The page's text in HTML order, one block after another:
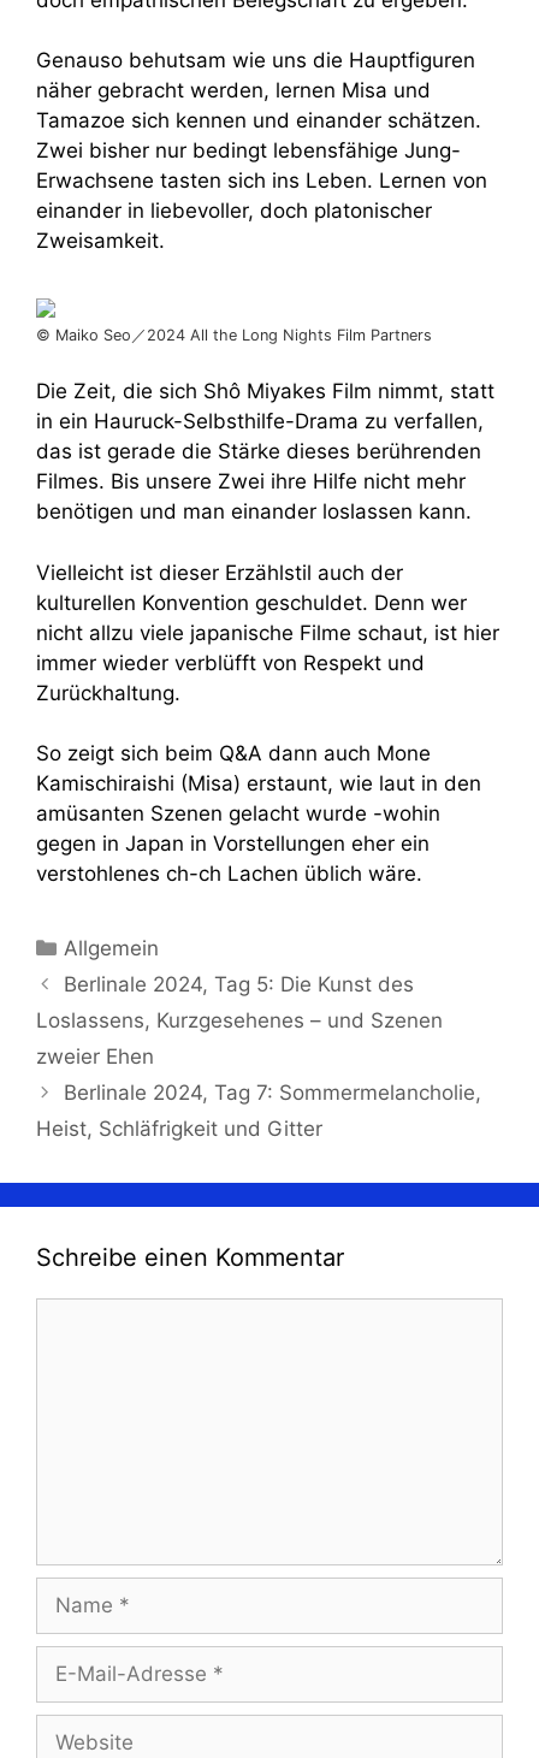
Genauso behutsam wie uns die Hauptfiguren
näher gebracht werden, lernen Misa und
Tamazoe sich kennen und einander schätzen.
Zwei bisher nur bedingt lebensfähige Jung-
Erwachsene tasten sich ins Leben. Lernen von
einander in liebevoller, doch platonischer
Zweisamkeit.
© Maiko Seo／2024 All the Long Nights Film Partners
Die Zeit, die sich Shô Miyakes Film nimmt, statt
in ein Hauruck-Selbsthilfe-Drama zu verfallen,
das ist gerade die Stärke dieses berührenden
Filmes. Bis unsere Zwei ihre Hilfe nicht mehr
benötigen und man einander loslassen kann.
Vielleicht ist dieser Erzählstil auch der
kulturellen Konvention geschuldet. Denn wer
nicht allzu viele japanische Filme schaut, ist hier
immer wieder verblüfft von Respekt und
Zurückhaltung.
So zeigt sich beim Q&A dann auch Mone
Kamischiraishi (Misa) erstaunt, wie laut in den
amüsanten Szenen gelacht wurde -wohin
gegen in Japan in Vorstellungen eher ein
verstohlenes ch-ch Lachen üblich wäre.
Kategorien
Allgemein
Berlinale 2024, Tag 5: Die Kunst des
Loslassens, Kurzgesehenes – und Szenen
zweier Ehen
Berlinale 2024, Tag 7: Sommermelancholie,
Heist, Schläfrigkeit und Gitter
Schreibe einen Kommentar
Name
Adresse
Website